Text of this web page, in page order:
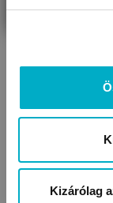
Kizárólag
Méret: 19,20 ,